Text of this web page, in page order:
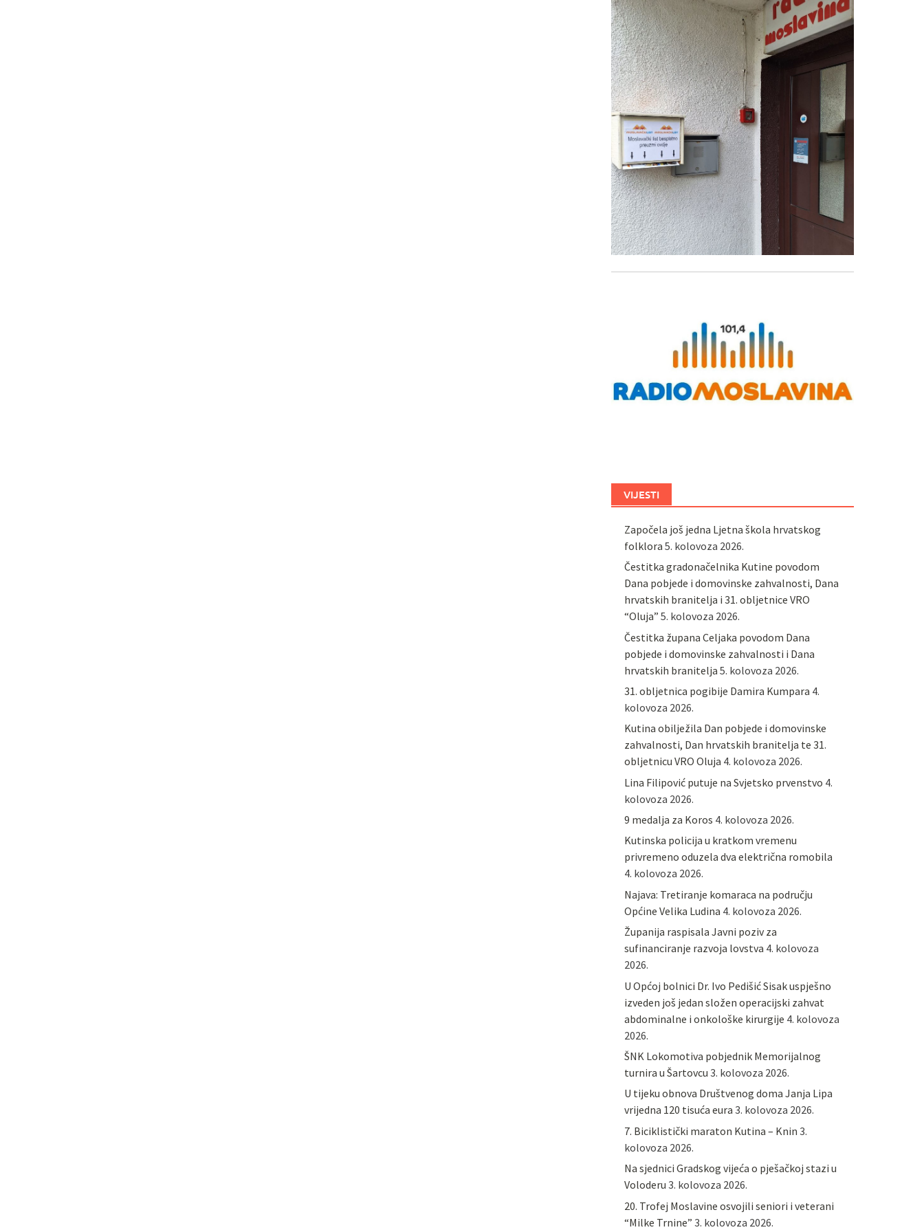
VIJESTI
Započela još jedna Ljetna škola hrvatskog
folklora 5. kolovoza 2026.
Čestitka gradonačelnika Kutine povodom
Dana pobjede i domovinske zahvalnosti, Dana
hrvatskih branitelja i 31. obljetnice VRO
“Oluja” 5. kolovoza 2026.
Čestitka župana Celjaka povodom Dana
pobjede i domovinske zahvalnosti i Dana
hrvatskih branitelja 5. kolovoza 2026.
31. obljetnica pogibije Damira Kumpara 4.
kolovoza 2026.
Kutina obilježila Dan pobjede i domovinske
zahvalnosti, Dan hrvatskih branitelja te 31.
obljetnicu VRO Oluja 4. kolovoza 2026.
Lina Filipović putuje na Svjetsko prvenstvo 4.
kolovoza 2026.
9 medalja za Koros 4. kolovoza 2026.
Kutinska policija u kratkom vremenu
privremeno oduzela dva električna romobila
4. kolovoza 2026.
Najava: Tretiranje komaraca na području
Općine Velika Ludina 4. kolovoza 2026.
Županija raspisala Javni poziv za
sufinanciranje razvoja lovstva 4. kolovoza
2026.
U Općoj bolnici Dr. Ivo Pedišić Sisak uspješno
izveden još jedan složen operacijski zahvat
abdominalne i onkološke kirurgije 4. kolovoza
2026.
ŠNK Lokomotiva pobjednik Memorijalnog
turnira u Šartovcu 3. kolovoza 2026.
U tijeku obnova Društvenog doma Janja Lipa
vrijedna 120 tisuća eura 3. kolovoza 2026.
7. Biciklistički maraton Kutina – Knin 3.
kolovoza 2026.
Na sjednici Gradskog vijeća o pješačkoj stazi u
Voloderu 3. kolovoza 2026.
20. Trofej Moslavine osvojili seniori i veterani
“Milke Trnine” 3. kolovoza 2026.